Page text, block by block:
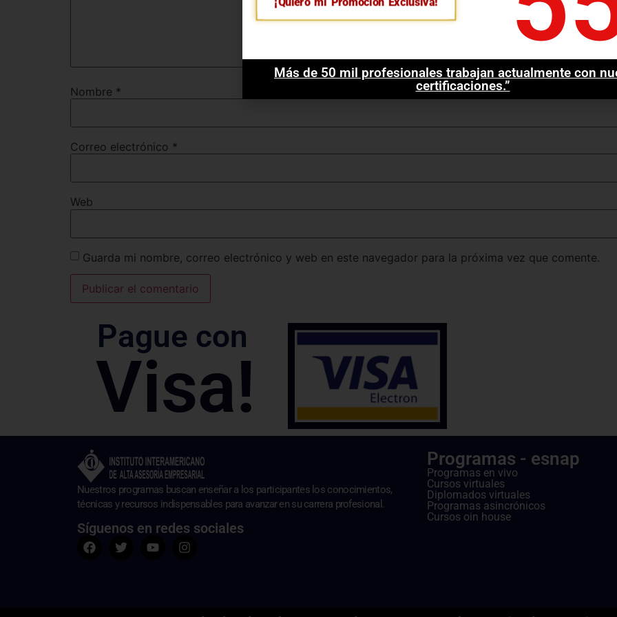
Nombre *
Correo electrónico *
Web
Guarda mi nombre, correo electrónico y web en este navegador para la próxima vez que comente.
Pague con
Visa!
Nuestros programas buscan enseñar a los participantes los conocimientos,
técnicas y recursos indispensables para avanzar en su carrera profesional.
Síguenos en redes sociales
Programas - esnap
Programas en vivo
Cursos virtuales
Diplomados virtuales
Programas asincrónicos
Cursos oin house
Más de 50 mil profesionales trabajan actualmente con
certificaciones.”